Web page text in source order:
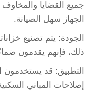
جميع القضايا والمخاوف
الجهاز سهل الصيانة.
الجودة: يتم تصنيع
ذلك، فإنهم يقدمون
التطبيق: قد يستخدمون
إصلاحات المباني